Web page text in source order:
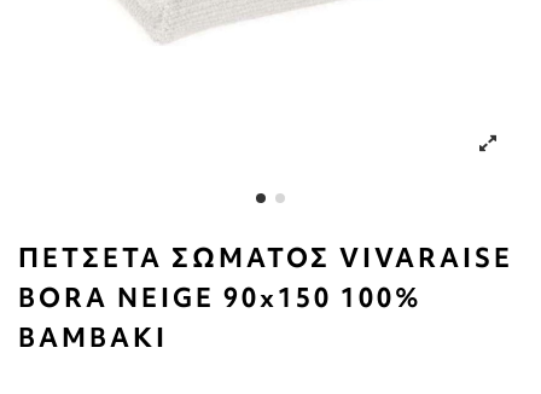
ΠΕΤΣΕΤΑ ΣΩΜΑΤΟΣ VIVARAISE
BORA NEIGE 90x150 100%
ΒΑΜΒΑΚΙ